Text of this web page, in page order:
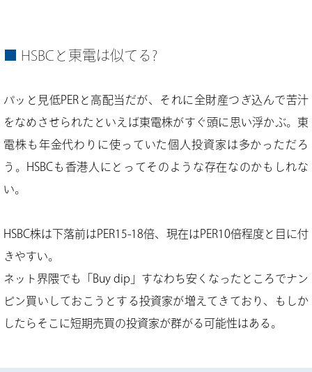
HSBCと東電は似てる?
パッと見低PERと高配当だが、それに全財産つぎ込んで苦汁
をなめさせられたといえば東電株がすぐ頭に思い浮かぶ。東
電株も年金代わりに使っていた個人投資家は多かっただろ
う。HSBCも香港人にとってそのような存在なのかもしれな
い。
HSBC株は下落前はPER15-18倍、現在はPER10倍程度と目に付
きやすい。
ネット界隈でも「Buy dip」すなわち安くなったところでナン
ピン買いしておこうとする投資家が増えてきており、もしか
したらそこに短期売買の投資家が群がる可能性はある。